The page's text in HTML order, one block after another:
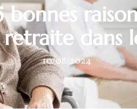
dans
10/08/2024